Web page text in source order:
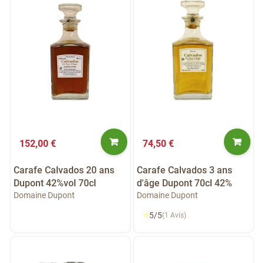
152,00 €
Carafe Calvados 20 ans
Dupont 42%vol 70cl
Domaine Dupont
74,50 €
Carafe Calvados 3 ans
d'âge Dupont 70cl 42%
Domaine Dupont
⭐5/5(1 Avis)